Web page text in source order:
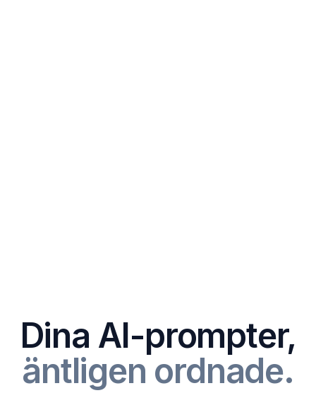
Dina AI-prompter,
äntligen ordnade.